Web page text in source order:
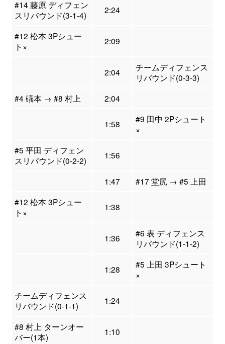
#14 藤原 ディフェン
スリバウンド(3-1-4)
2:24
#12 松本 3Pシュー
ト×
2:09
2:04
チームディフェンス
リバウンド(0-3-3)
#4 礒本 → #8 村上
2:04
1:58
#9 田中 2Pシュート
×
#5 平田 ディフェン
スリバウンド(0-2-2)
1:56
1:47
#17 堂尻 → #5 上田
#12 松本 3Pシュー
ト×
1:38
1:36
#6 表 ディフェンス
リバウンド(1-1-2)
1:28
#5 上田 3Pシュート
×
チームディフェンス
リバウンド(0-1-1)
1:24
#8 村上 ターンオー
バー(1本)
1:10